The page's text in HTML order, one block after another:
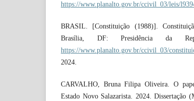
https://www.planalto.gov.br/ccivil_03/leis/
BRASIL. [Constituição (1988)].
Brasília, DF: Presidência da
https://www.planalto.gov.br/ccivil_03/
2024.
CARVALHO, Bruna Filipa Oliveira. O
Estado Novo Salazarista. 2024.